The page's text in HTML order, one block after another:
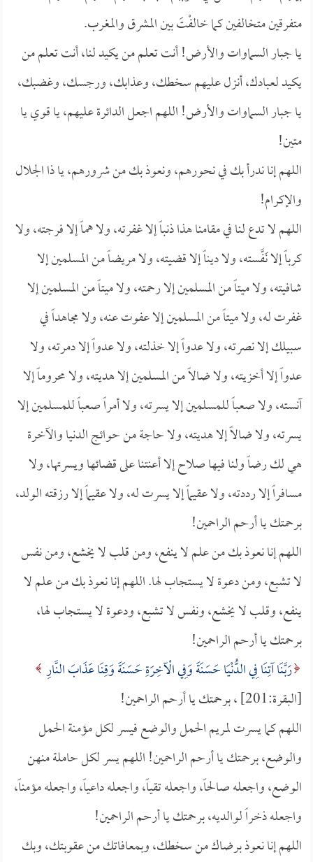
متفرقين متخالفين كما خالفْتَ بين المشرق والمغرب.
يا جبار السماوات والأرض! أنت تعلم من يكيد لنا، أنت تعلم من
يكيد لعبادك، أنزل عليهم سخطك، وعذابك، ورجسك، وغضبك،
يا جبار السماوات والأرض! اللهم اجعل الدائرة عليهم، يا قوي يا
متين!
اللهم إنا ندرأ بك في نحورهم، ونعوذ بك من شرورهم، يا ذا الجلال
والإكرام!
اللهم لا تدع لنا في مقامنا هذا ذنباً إلا غفرته، ولا هماً إلا فرجته، ولا
كرباً إلا نَفَّسته، ولا ديناً إلا قضيته، ولا مريضاً من المسلمين إلا
شافيته، ولا ميتاً من المسلمين إلا رحمته، ولا ميتاً من المسلمين إلا
غفرت له، ولا ميتاً من المسلمين إلا عفوت عنه، ولا مجاهداً في
سبيلك إلا نصرته، ولا عدواً إلا خذلته، ولا عدواً إلا دمرته، ولا
عدواً إلا أخزيته، ولا ضالاً من المسلمين إلا هديته، ولا محروماً إلا
آنسته، ولا صعباً للمسلمين إلا يسرته، ولا أمراً صعباً للمسلمين إلا
يسرته، ولا ضالاً إلا هديته، ولا حاجة من حوائج الدنيا والآخرة
هي لك رضاً ولنا فيها صلاح إلا أعنتنا على قضائها ويسرتها، ولا
مسافراً إلا رددته، ولا عقيماً إلا يسرت له، ولا عقيماً إلا رزقته الولد،
برحمتك يا أرحم الراحمين!
اللهم إنا نعوذ بك من علم لا ينفع، ومن قلب لا يخشع، ومن نفس
لا تشبع، ومن دعوة لا يستجاب لها. اللهم إنا نعوذ بك من علم لا
ينفع، وقلب لا يخشع، ونفس لا تشبع، ودعوة لا يستجاب لها،
برحمتك يا أرحم الراحمين!
رَبَّنَا آتِنَا فِي الدُّنْيَا حَسَنَةَ وَفِي الْآخِرَةِ حَسَنَةَ وَقِنَا عَذَابَ النَّارِ
[البقرة:201] ، برحمتك يا أرحم الراحمين!
اللهم كما يسرت لمريم الحمل والوضع فيسر لكل مؤمنة الحمل
والوضع، برحمتك يا أرحم الراحمين! اللهم يسر لكل حاملة منهن
الوضع، واجعله صالحاً، واجعله تقياً، واجعله داعياً، واجعله مؤمناً،
واجعله ذخراً لوالديه، برحمتك يا أرحم الراحمين!
اللهم إنا نعوذ برضاك من سخطك، وبمعافاتك من عقوبتك، وبك